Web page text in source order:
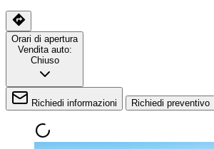
Orari di apertura
Vendita auto:
Chiuso
Richiedi informazioni Richiedi preventivo